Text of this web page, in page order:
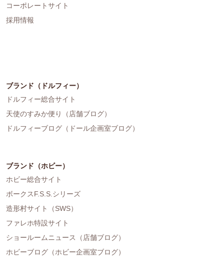
コーポレートサイト
採用情報
ブランド（ドルフィー）
ドルフィー総合サイト
天使のすみか便り（店舗ブログ）
ドルフィーブログ（ドール企画室ブログ）
ブランド（ホビー）
ホビー総合サイト
ボークスF.S.S.シリーズ
造形村サイト（SWS）
ファレホ特設サイト
ショールームニュース（店舗ブログ）
ホビーブログ（ホビー企画室ブログ）